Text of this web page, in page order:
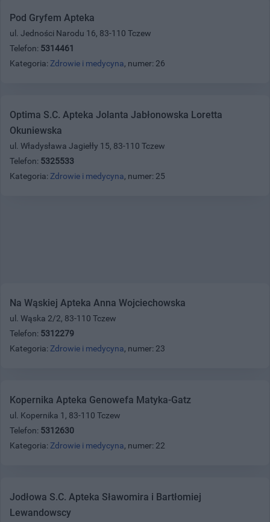
Pod Gryfem Apteka
ul. Jedności Narodu 16, 83-110 Tczew
Telefon: 5314461
Kategoria: Zdrowie i medycyna, numer: 26
Optima S.C. Apteka Jolanta Jabłonowska Loretta
Okuniewska
ul. Władysława Jagiełły 15, 83-110 Tczew
Telefon: 5325533
Kategoria: Zdrowie i medycyna, numer: 25
Na Wąskiej Apteka Anna Wojciechowska
ul. Wąska 2/2, 83-110 Tczew
Telefon: 5312279
Kategoria: Zdrowie i medycyna, numer: 23
Kopernika Apteka Genowefa Matyka-Gatz
ul. Kopernika 1, 83-110 Tczew
Telefon: 5312630
Kategoria: Zdrowie i medycyna, numer: 22
Jodłowa S.C. Apteka Sławomira i Bartłomiej
Lewandowscy